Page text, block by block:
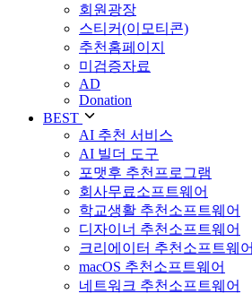
회원광장
스티커(이모티콘)
추천홈페이지
미검증자료
AD
Donation
BEST
AI 추천 서비스
AI 빌더 도구
포맷후 추천프로그램
회사무료소프트웨어
학교생활 추천소프트웨어
디자이너 추천소프트웨어
크리에이터 추천소프트웨어
macOS 추천소프트웨어
네트워크 추천소프트웨어